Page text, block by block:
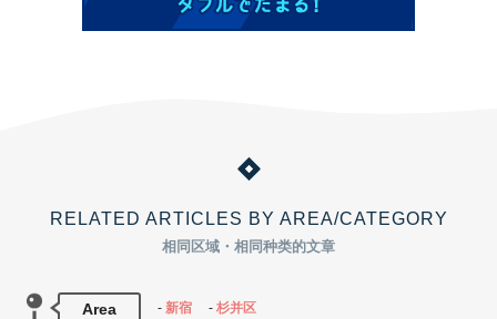
RELATED ARTICLES BY AREA/CATEGORY
相同区域・相同种类的文章
Area 新宿 杉并区